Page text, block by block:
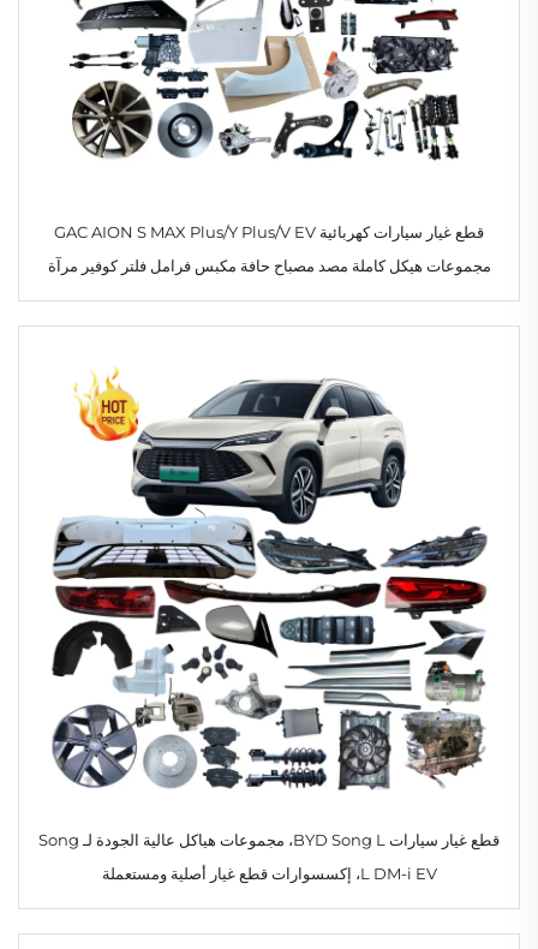
قطع غيار سيارات كهربائية GAC AION S MAX Plus/Y Plus/V EV
مجموعات هيكل كاملة مصد مصباح حافة مكبس فرامل فلتر كوفير مرآة
ممتص صدمات
قطع غيار سيارات BYD Song L، مجموعات هياكل عالية الجودة لـ Song
L DM-i EV، إكسسوارات قطع غيار أصلية ومستعملة